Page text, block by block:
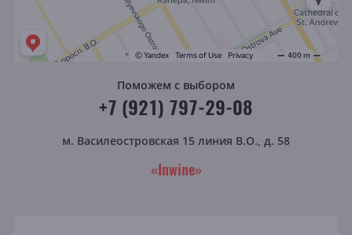
Поможем с выбором
+7 (921) 797-29-08
м. Василеостровская 15 линия В.О., д. 58
«Inwine»